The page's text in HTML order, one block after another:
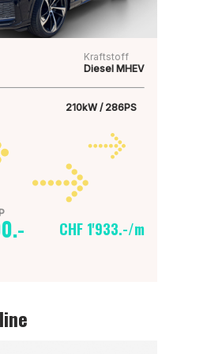
Kraftstoff
Diesel MHEV
210kW / 286PS
CHF 1'933.-/m